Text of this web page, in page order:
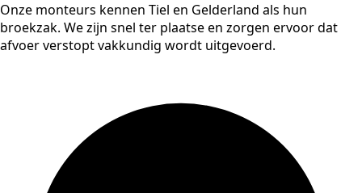
Onze monteurs kennen Tiel en Gelderland als hun
broekzak. We zijn snel ter plaatse en zorgen ervoor dat
afvoer verstopt vakkundig wordt uitgevoerd.